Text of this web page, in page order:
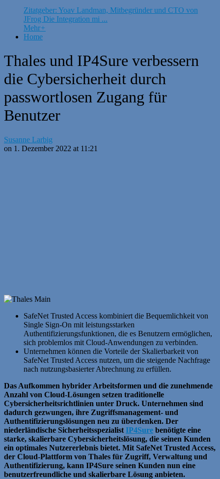
Zitatgeber: Yoav Landman, Mitbegründer und CTO von
JFrog Die Integration mi ...
Mehr+
Home
Thales und IP4Sure verbessern
die Cybersicherheit durch
passwortlosen Zugang für
Benutzer
Susanne Larbig
on 1. Dezember 2022 at 11:21
SafeNet Trusted Access kombiniert die Bequemlichkeit von
Single Sign-On mit leistungsstarken
Authentifizierungsfunktionen, die es Benutzern ermöglichen,
sich problemlos mit Cloud-Anwendungen zu verbinden.
Unternehmen können die Vorteile der Skalierbarkeit von
SafeNet Trusted Access nutzen, um die steigende Nachfrage
nach nutzungsbasierter Abrechnung zu erfüllen.
Das Aufkommen hybrider Arbeitsformen und die zunehmende
Anzahl von Cloud-Lösungen setzen traditionelle
Cybersicherheitsrichtlinien unter Druck. Unternehmen sind
dadurch gezwungen, ihre Zugriffsmanagement- und
Authentifizierungslösungen neu zu überdenken. Der
niederländische Sicherheitsspezialist IP4Sure benötigte eine
starke, skalierbare Cybersicherheitslösung, die seinen Kunden
ein optimales Nutzererlebnis bietet. Mit SafeNet Trusted Access,
der Cloud-Plattform von Thales für Zugriff, Verwaltung und
Authentifizierung, kann IP4Sure seinen Kunden nun eine
benutzerfreundliche und skalierbare Lösung anbieten.